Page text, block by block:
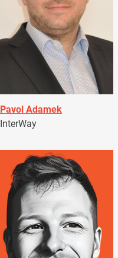
Pavol Adamek
InterWay